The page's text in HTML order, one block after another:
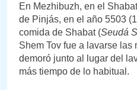
En Mezhibuzh, en el
de Pinjás, en el año 5503
comida de Shabat (Seudá
Shem Tov fue a lavarse
demoró junto al lugar del
más tiempo de lo habitual.